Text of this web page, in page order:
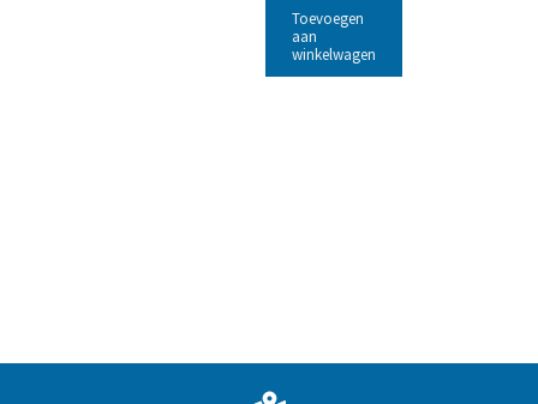
Toevoegen
aan
winkelwagen